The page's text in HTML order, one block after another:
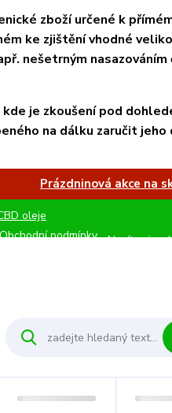
zboží určené k
ke zjištění vhodné
nešetrným
je zkoušení pod
na dálku zaručit
Prázdninová akce na
oleje
Obchodní podmínky
Nevíte si